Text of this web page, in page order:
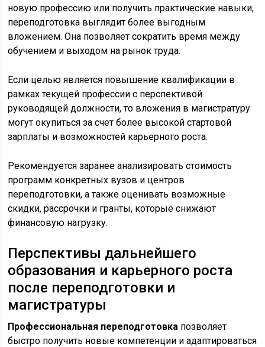
новую профессию или получить практические навыки,
переподготовка выглядит более выгодным
вложением. Она позволяет сократить время между
обучением и выходом на рынок труда.
Если целью является повышение квалификации в
рамках текущей профессии с перспективой
руководящей должности, то вложения в магистратуру
могут окупиться за счет более высокой стартовой
зарплаты и возможностей карьерного роста.
Рекомендуется заранее анализировать стоимость
программ конкретных вузов и центров
переподготовки, а также оценивать возможные
скидки, рассрочки и гранты, которые снижают
финансовую нагрузку.
Перспективы дальнейшего
образования и карьерного роста
после переподготовки и
магистратуры
Профессиональная переподготовка позволяет
быстро получить новые компетенции и адаптироваться